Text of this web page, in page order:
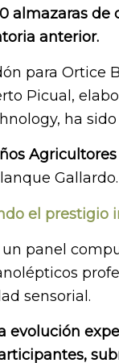
almazaras
anterior.
para Ortice
Picual,
ha
Gallardo.
el prestigio
panel
sensorial.
evolución